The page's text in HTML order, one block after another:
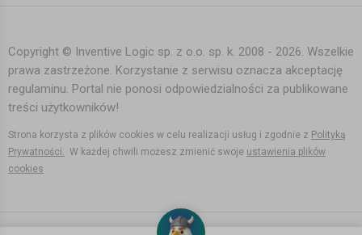
Norwegian Folk Music
(Gudbrandsdalen)
Teledyski i Muzyka
Agata Dymna
10 lat temu
•
Copyright © Inventive Logic sp. z o.o. sp. k. 2008 - 2026. Wszelkie
prawa zastrzeżone. Korzystanie z serwisu oznacza akceptację
regulaminu. Portal nie ponosi odpowiedzialności za publikowane
treści użytkowników!
Strona korzysta z plików cookies w celu realizacji usług i zgodnie z Polityką
Prywatności. W każdej chwili możesz zmienić swoje ustawienia plików
cookies